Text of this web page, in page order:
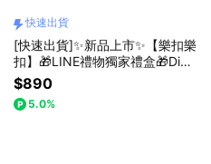
快速出貨
[快速出貨]✨新品上市✨【樂扣樂
扣】🎁LINE禮物獨家禮盒🎁Dino
taeng呆萌町嚼對FUN飲吸管杯
+矽膠環杯帶
$890
5.0%